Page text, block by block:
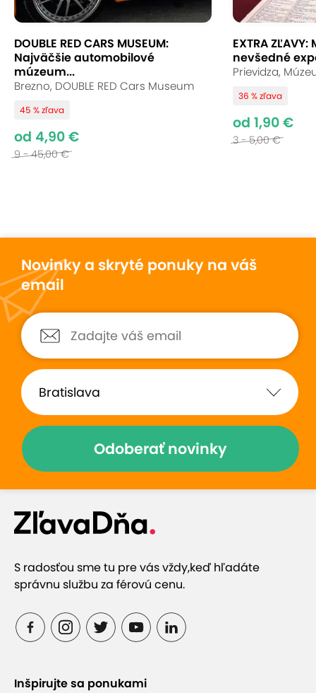
Preprava medzi stanoviskami
Preprava návštevníkov SCF medzi jednotlivými
Viac informácií nájdete na:
https://slovakcarfestival.com/
DOUBLE RED CARS MUSEUM:
Najväčšie automobilové
múzeum...
Brezno, DOUBLE RED Cars Museum
45 % zľava
od 4,90 €
9 - 45,00 €
EXTRA ZĽAVY:
nevšedné
Prievidza,
36 % zľava
od 1,90 €
3 - 5,00 €
Novinky a skryté ponuky na váš
email
Odoberať novinky
S radosťou sme tu pre vás vždy,keď hľadáte
správnu službu za férovú cenu.
Inšpirujte sa ponukami